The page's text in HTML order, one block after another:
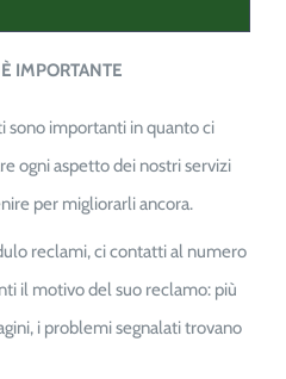
IMPORTANTE
sono importanti in quanto ci
ogni aspetto dei nostri servizi
per migliorarli ancora.
reclami, ci contatti al numero
il motivo del suo reclamo: più
i problemi segnalati trovano